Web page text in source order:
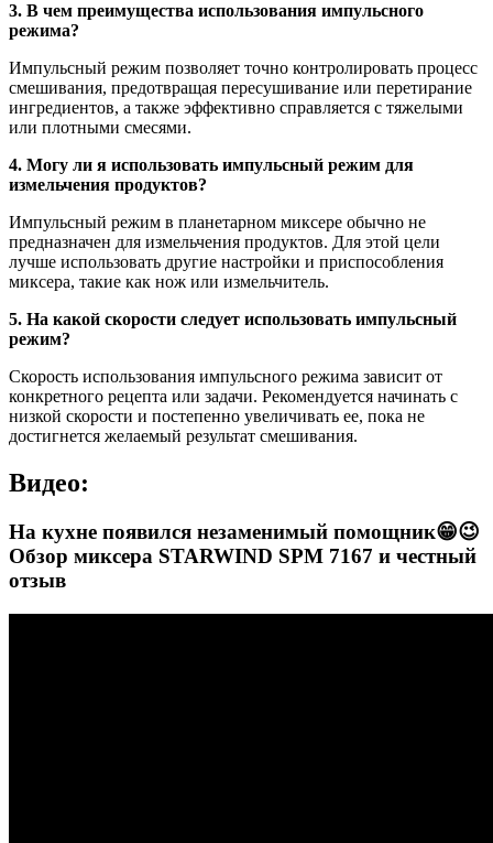
3. В чем преимущества использования импульсного
режима?
Импульсный режим позволяет точно контролировать процесс
смешивания, предотвращая пересушивание или перетирание
ингредиентов, а также эффективно справляется с тяжелыми
или плотными смесями.
4. Могу ли я использовать импульсный режим для
измельчения продуктов?
Импульсный режим в планетарном миксере обычно не
предназначен для измельчения продуктов. Для этой цели
лучше использовать другие настройки и приспособления
миксера, такие как нож или измельчитель.
5. На какой скорости следует использовать импульсный
режим?
Скорость использования импульсного режима зависит от
конкретного рецепта или задачи. Рекомендуется начинать с
низкой скорости и постепенно увеличивать ее, пока не
достигнется желаемый результат смешивания.
Видео:
На кухне появился незаменимый помощник😁😉
Обзор миксера STARWIND SPM 7167 и честный
отзыв